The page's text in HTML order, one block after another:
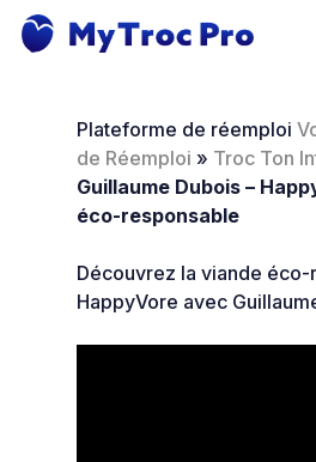
Skip
Plateforme de réemploi
de Réemploi » Troc Ton
Guillaume Dubois –
éco-responsable
Découvrez la viande
HappyVore avec